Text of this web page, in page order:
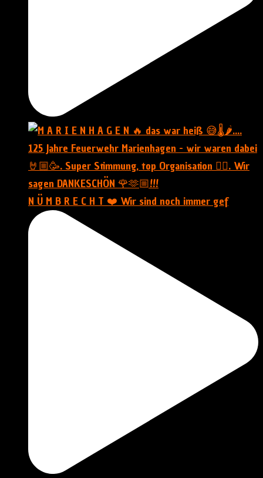
N Ü M B R E C H T ❤️ Wir sind noch immer gef